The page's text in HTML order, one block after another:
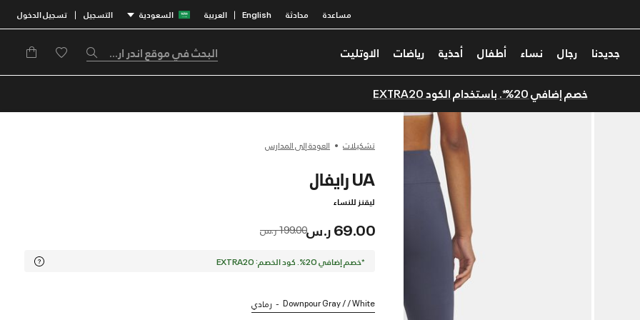
مساعدة محادثة English
| العربية السعودية التسجيل | تسجيل الدخول
جديدنا رجال نساء أطفال أحذية رياضات الاوتليت
خصم إضافي 20%*. باستخدام الكود EXTRA20
تشكيلات العودة إلى المدارس
UA رايفال
ليقنز للنساء
69.00 ر.س Price reduced from
199.00 ر.س to
*خصم إضافي 20%. كود الخصم: EXTRA20
Downpour Gray / / White رمادي